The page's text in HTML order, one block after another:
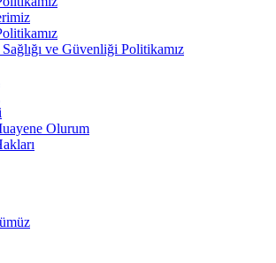
Sağlığı ve Güvenliği Politikamız
Olurum